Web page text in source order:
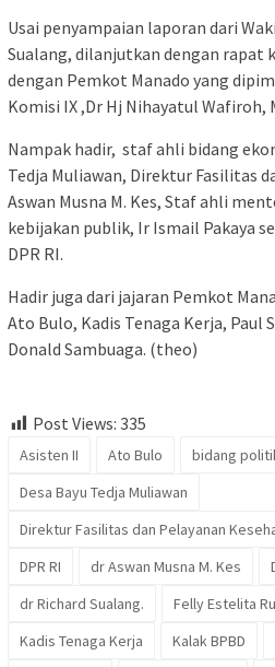
Usai penyampaian laporan dari
Sualang, dilanjutkan dengan rapat
dengan Pemkot Manado yang
Komisi IX ,Dr Hj Nihayatul Wafiroh,
Nampak hadir, staf ahli bidang
Tedja Muliawan, Direktur Fasilitas
Aswan Musna M. Kes, Staf ahli
kebijakan publik, Ir Ismail Pakaya
DPR RI.
Hadir juga dari jajaran Pemkot
Ato Bulo, Kadis Tenaga Kerja, Paul
Donald Sambuaga. (theo)
Post Views: 335
Asisten II Ato Bulo
bidang
Desa Bayu Tedja Muliawan
Direktur Fasilitas dan Pelayanan
DPR RI
dr Aswan Musna M. Kes
dr Richard Sualang.
Felly Estelita
Kadis Tenaga Kerja
Kalak BPBD